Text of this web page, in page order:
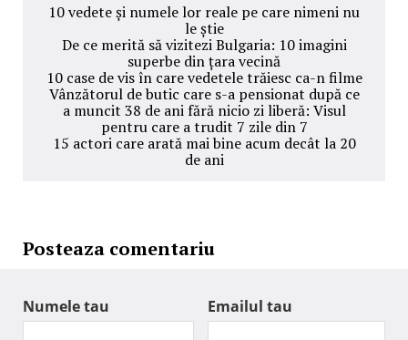
10 vedete și numele lor reale pe care nimeni nu
le știe
De ce merită să vizitezi Bulgaria: 10 imagini
superbe din țara vecină
10 case de vis în care vedetele trăiesc ca-n filme
Vânzătorul de butic care s-a pensionat după ce
a muncit 38 de ani fără nicio zi liberă: Visul
pentru care a trudit 7 zile din 7
15 actori care arată mai bine acum decât la 20
de ani
Posteaza comentariu
Numele tau Emailul tau